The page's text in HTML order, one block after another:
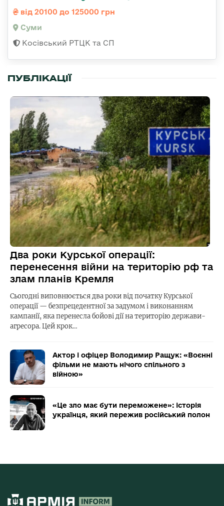
від 20100 до 125000 грн
Суми
Косівський РТЦК та СП
ПУБЛІКАЦІЇ
Два роки Курської операції:
перенесення війни на територію рф та
злам планів Кремля
Сьогодні виповнюється два роки від початку Курської
операції — безпрецедентної за задумом і виконанням
кампанії, яка перенесла бойові дії на територію держави-
агресора. Цей крок…
Актор і офіцер Володимир Ращук: «Воєнні
фільми не мають нічого спільного з
війною»
«Це зло має бути переможене»: історія
українця, який пережив російський полон